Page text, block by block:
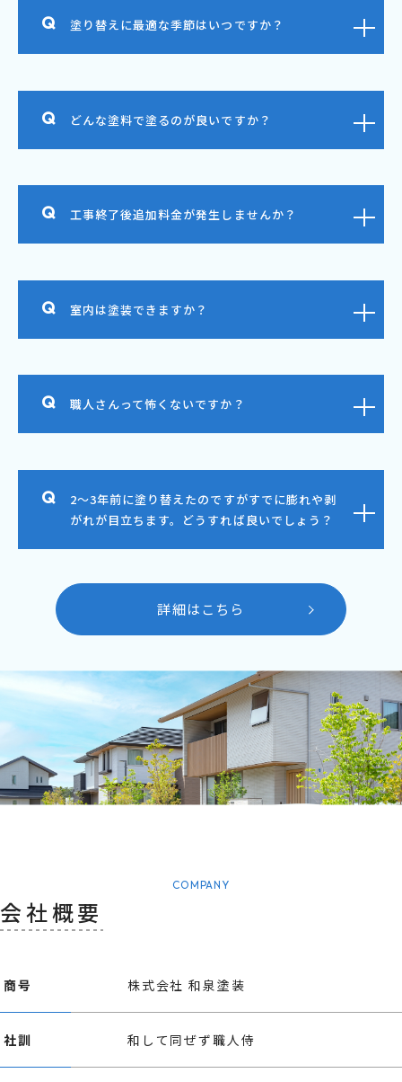
塗り替えに最適な季節はいつですか？
どんな塗料で塗るのが良いですか？
工事終了後追加料金が発生しませんか？
室内は塗装できますか？
職人さんって怖くないですか？
2～3年前に塗り替えたのですがすでに膨れや剥
がれが目立ちます。どうすれば良いでしょう？
詳細はこちら
COMPANY
会社概要
商号 株式会社 和泉塗装
社訓 和して同ぜず職人侍